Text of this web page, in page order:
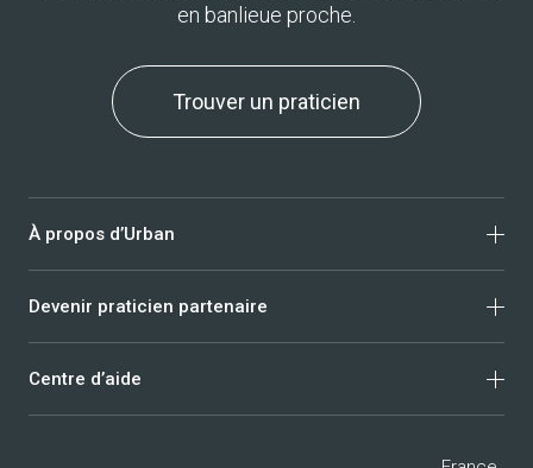
en banlieue proche.
Trouver un praticien
À propos d’Urban
Qui sommes-nous ?
Nous rejoindre
Devenir praticien partenaire
Massage
Centre d’aide